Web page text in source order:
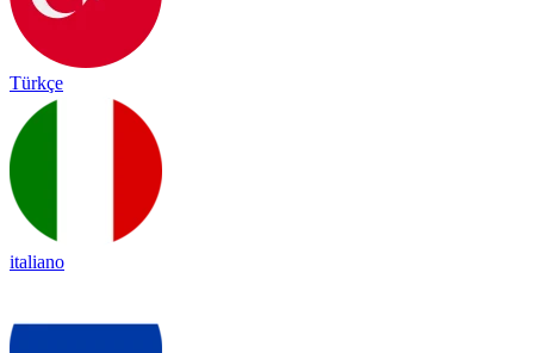
Türkçe
italiano